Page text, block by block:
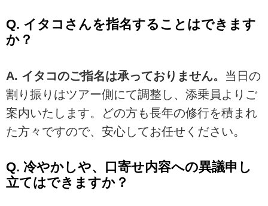
Q. イタコさんを指名することはできます
か？
A. イタコのご指名は承っておりません。 当日の
割り振りはツアー側にて調整し、添乗員よりご
案内いたします。どの方も長年の修行を積まれ
た方々ですので、安心してお任せください。
Q. 冷やかしや、口寄せ内容への異議申し
立てはできますか？